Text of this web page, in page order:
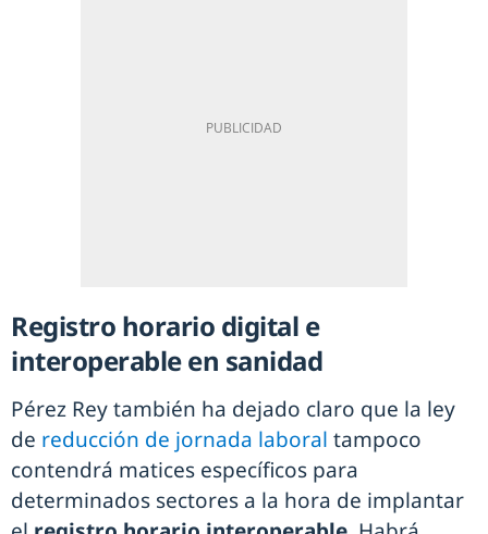
Registro horario digital e
interoperable en sanidad
Pérez Rey también ha dejado claro que la ley
de reducción de jornada laboral tampoco
contendrá matices específicos para
determinados sectores a la hora de implantar